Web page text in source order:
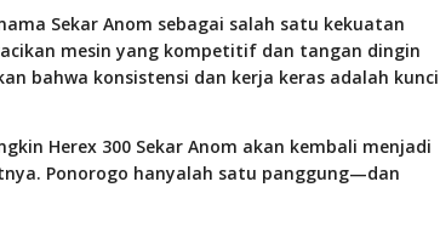
Sekar Anom sebagai salah satu kekuatan
mesin yang kompetitif dan tangan dingin
bahwa konsistensi dan kerja keras adalah kunci
Herex 300 Sekar Anom akan kembali menjadi
Ponorogo hanyalah satu panggung—dan